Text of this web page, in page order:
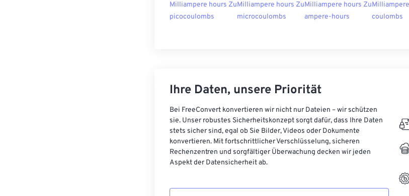
Milliampere hours Zu
picocoulombs
Milliampere hours Zu
microcoulombs
Milliampere hours Zu
ampere-hours
coulombs
Ihre Daten, unsere Priorität
Bei FreeConvert konvertieren wir nicht nur Dateien – wir schützen
sie. Unser robustes Sicherheitskonzept sorgt dafür, dass Ihre Daten
stets sicher sind, egal ob Sie Bilder, Videos oder Dokumente
konvertieren. Mit fortschrittlicher Verschlüsselung, sicheren
Rechenzentren und sorgfältiger Überwachung decken wir jeden
Aspekt der Datensicherheit ab.